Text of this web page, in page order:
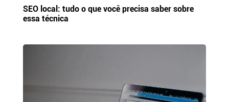
SEO local: tudo o que você precisa saber sobre
essa técnica